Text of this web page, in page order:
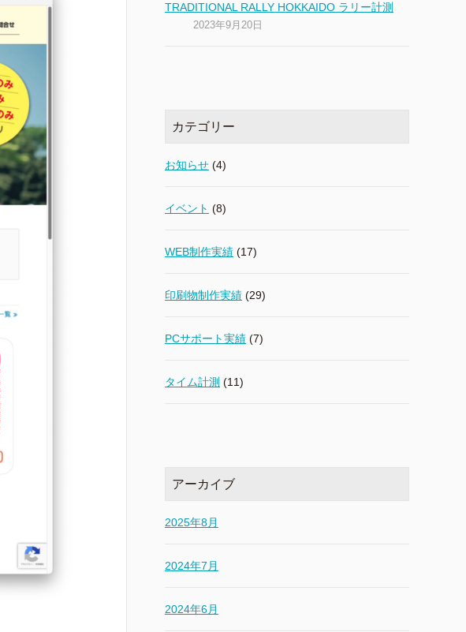
TRADITIONAL RALLY HOKKAIDO ラリー計測
2023年9月20日
カテゴリー
お知らせ (4)
イベント (8)
WEB制作実績 (17)
印刷物制作実績 (29)
PCサポート実績 (7)
タイム計測 (11)
アーカイブ
2025年8月
2024年7月
2024年6月